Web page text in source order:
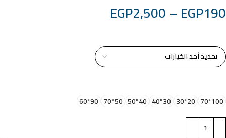
EGP190
–
EGP2,500
100*70
20*30
30*40
40*50
50*70
90*60